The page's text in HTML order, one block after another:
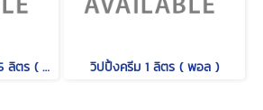
โยเกิร์ตรสสตรอเบอร์รี่ 5 ลิตร ( ริชเชส ) วิปปิ้งครีม 1 ลิตร ( พอล )